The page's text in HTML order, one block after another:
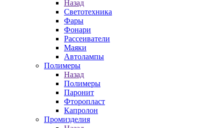
Назад
Светотехника
Фары
Фонари
Рассеиватели
Маяки
Автолампы
Полимеры
Назад
Полимеры
Паронит
Фторопласт
Капролон
Промизделия